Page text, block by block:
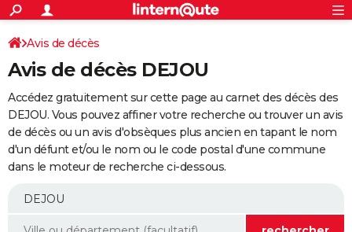
ACTUALITÉS
Politique
Société
Faits Divers
Education
Monde
Villes
+
SPORT
Coupe du monde 2026
Football
Tennis
Cyclisme
Rugby
Forum
Programme TV
TNT
Streaming
Cinéma
Sorties cinéma
Musique
+
FINANCE
Retraite
Impôts
Epargne
Immobilier
Risques naturels par ville
Banque
Assurance
Crédit
AUTO
Essais
Réserver un essai
Citadines
Berlines
SUV
Forum auto
+
Mobiles
Meilleur smartphone
Internet
Ordinateurs
Jeux vidéo
Guide high-tech
Avis de décès
Avis de décès DEJOU
Accédez gratuitement sur cette page au carnet des décès des
DEJOU. Vous pouvez affiner votre recherche ou trouver un avis
de décès ou un avis d'obsèques plus ancien en tapant le nom
d'un défunt et/ou le nom ou le code postal d'une commune
dans le moteur de recherche ci-dessous.